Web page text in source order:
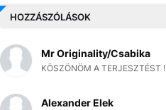
HOZZÁSZÓLÁSOK
Mr Originality/Csabika
KÖSZÖNÖM A TERJESZTÉST !
Alexander Elek